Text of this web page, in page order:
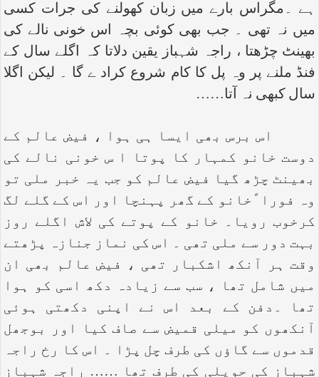
ہے ۔مگراس بارے میں زبان کھولنے کی جرات کسی
میں نہ تھی ۔ جب بھی کوئی بچہ اس خونی نالے کی
بھینٹ چڑھتا ، راجہ شہباز یقین دلاتا کہ اگلے سال کے
فنڈ ملنے پر وہ پل کا کام شروع کراد ے گا ۔ لیکن اگلا
سال کبھی نہ آتا……
اس برس بھی ایسا ہی ہوا ، فیض عالم کے
دوست خانو کمہار کا پوتا ا س خونی نالے کی
بھینٹ چڑھ گیا فیض عالم کو جب یہ خبر ملی تو
وہ فورا ًخانو کے گھر پہنچا اور اس کے گلے لگ
کرخوب رویا۔ خانو کے پوتے کی لاش اگلے روز
بہت دور سے ملی تھی ۔ اس کی نماز جنازہ پڑھتے
وقت ہر آنکھ اشکبار تھی ، فیض عالم بھی ان
میں شامل تھا ، سب سے زیادہ دکھ اسی کو ہوا
تھا ۔دفن کے بعد اس نے اپنی دکھتی ہوئی
آنکھوں کو میلی قمیض سے صاف کیا اور بوجھل
قدموں سے گاؤں کی طرف چل پڑا ۔ اس کا رخ راجہ
شہباز کی حویلی کی طرف تھا …… راجہ شہباز